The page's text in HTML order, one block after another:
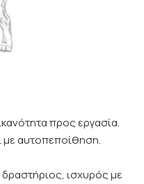
προς εργασία.
με αυτοπεποίθηση.
ισχυρός με